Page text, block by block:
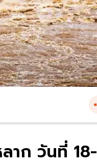
าก วันที่ 18-